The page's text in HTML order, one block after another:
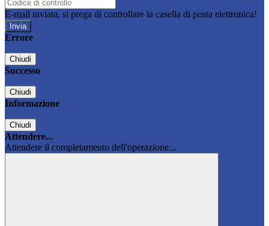
E-mail inviata, si prega di controllare la casella di posta elettronica!
Errore
Chiudi
Successo
Chiudi
Informazione
Chiudi
Attendere...
Attendere il completamento dell'operazione...